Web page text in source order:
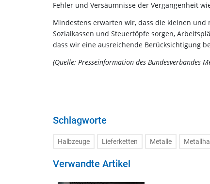
Fehler und Versäumnisse der Vergangenheit
Mindestens erwarten wir, dass die kleinen
Sozialkassen und Steuertöpfe sorgen,
dass wir eine ausreichende Berücksichtigung
(Quelle: Presseinformation des Bundesverbandes
Schlagworte
Halbzeuge Lieferketten Metalle
Verwandte Artikel